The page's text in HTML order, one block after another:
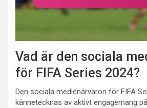
Vad är den sociala
för FIFA Series 2024?
Den sociala medienärvaron för FIFA
kännetecknas av aktivt engagemang